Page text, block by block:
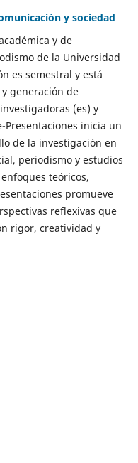
y sociedad
y de
de la Universidad
es semestral y está
generación de
(es) y
Presentaciones inicia un
de la investigación en
periodismo y estudios
teóricos,
promueve
reflexivas que
rigor, creatividad y